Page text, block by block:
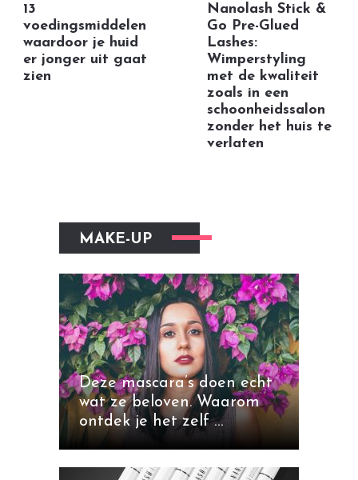
13
voedingsmiddelen
waardoor je huid
er jonger uit gaat
zien
Nanolash Stick &
Go Pre-Glued
Lashes:
Wimperstyling
met de kwaliteit
zoals in een
schoonheidssalon
zonder het huis te
verlaten
MAKE-UP
Deze mascara’s doen echt
wat ze beloven. Waarom
ontdek je het zelf …